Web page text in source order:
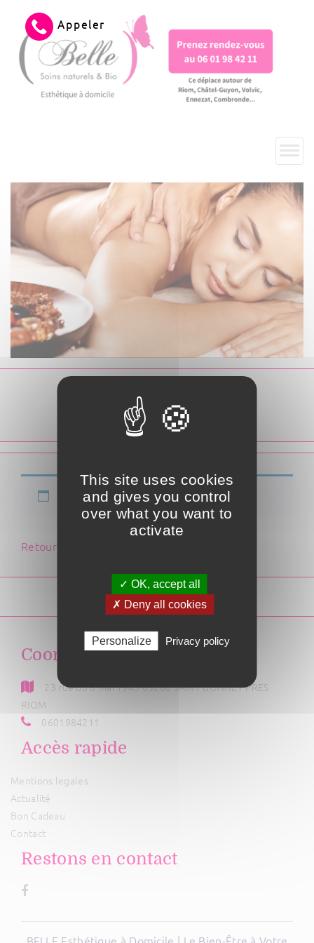
Appeler
Panier
Votre panier est actuellement vide.
Retour à la boutique
Coordonnées
23 rue du 8 Mai 1945 63200 SAINT BONNET PRES
RIOM
0601984211
Accès rapide
Mentions legales
Actualité
Bon Cadeau
Contact
Restons en contact
This site uses cookies
and gives you control
over what you want to
activate
✓ OK, accept all
✗ Deny all cookies
Personalize Privacy policy